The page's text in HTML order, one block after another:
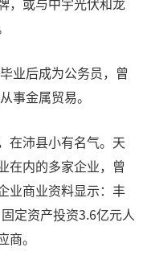
业后成为公务员，曾
事金属贸易。
在沛县小有名气。天
在内的多家企业，曾
业商业资料显示：丰
定资产投资3.6亿元人
。